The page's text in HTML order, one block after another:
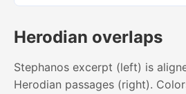
Herodian overlaps
Stephanos excerpt (left) is
Herodian passages (right).